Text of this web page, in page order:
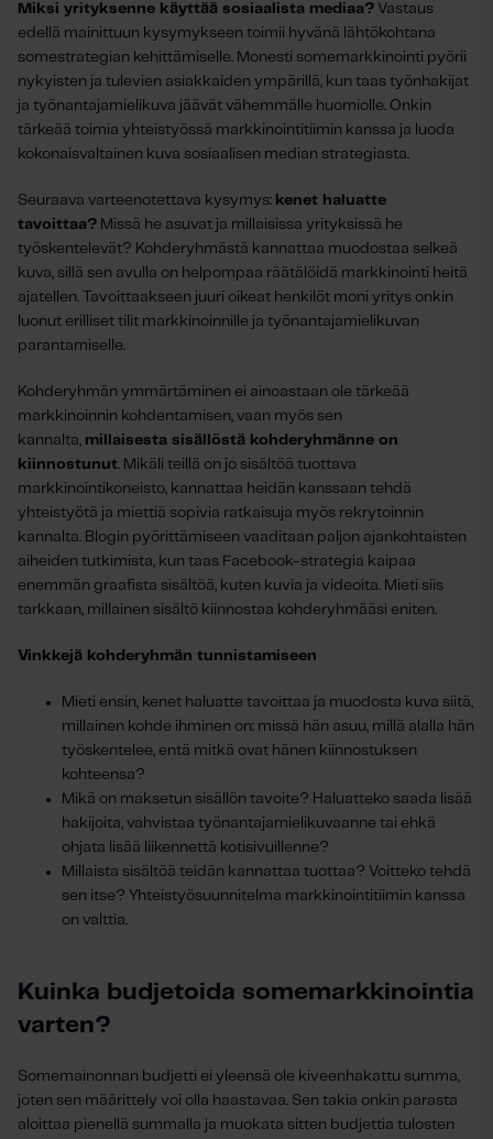
Miksi yrityksenne käyttää sosiaalista mediaa? Vastaus
edellä mainittuun kysymykseen toimii hyvänä lähtökohtana
somestrategian kehittämiselle. Monesti somemarkkinointi pyörii
nykyisten ja tulevien asiakkaiden ympärillä, kun taas työnhakijat
ja työnantajamielikuva jäävät vähemmälle huomiolle. Onkin
tärkeää toimia yhteistyössä markkinointitiimin kanssa ja luoda
kokonaisvaltainen kuva sosiaalisen median strategiasta.
Seuraava varteenotettava kysymys: kenet haluatte
tavoittaa? Missä he asuvat ja millaisissa yrityksissä he
työskentelevät? Kohderyhmästä kannattaa muodostaa selkeä
kuva, sillä sen avulla on helpompaa räätälöidä markkinointi heitä
ajatellen. Tavoittaakseen juuri oikeat henkilöt moni yritys onkin
luonut erilliset tilit markkinoinnille ja työnantajamielikuvan
parantamiselle.
Kohderyhmän ymmärtäminen ei ainoastaan ole tärkeää
markkinoinnin kohdentamisen, vaan myös sen
kannalta, millaisesta sisällöstä kohderyhmänne on
kiinnostunut. Mikäli teillä on jo sisältöä tuottava
markkinointikoneisto, kannattaa heidän kanssaan tehdä
yhteistyötä ja miettiä sopivia ratkaisuja myös rekrytoinnin
kannalta. Blogin pyörittämiseen vaaditaan paljon ajankohtaisten
aiheiden tutkimista, kun taas Facebook-strategia kaipaa
enemmän graafista sisältöä, kuten kuvia ja videoita. Mieti siis
tarkkaan, millainen sisältö kiinnostaa kohderyhmääsi eniten.
Vinkkejä kohderyhmän tunnistamiseen
Mieti ensin, kenet haluatte tavoittaa ja muodosta kuva siitä,
millainen kohde ihminen on: missä hän asuu, millä alalla hän
työskentelee, entä mitkä ovat hänen kiinnostuksen
kohteensa?
Mikä on maksetun sisällön tavoite? Haluatteko saada lisää
hakijoita, vahvistaa työnantajamielikuvaanne tai ehkä
ohjata lisää liikennettä kotisivuillenne?
Millaista sisältöä teidän kannattaa tuottaa? Voitteko tehdä
sen itse? Yhteistyösuunnitelma markkinointitiimin kanssa
on valttia.
Kuinka budjetoida somemarkkinointia
varten?
Somemainonnan budjetti ei yleensä ole kiveenhakattu summa,
joten sen määrittely voi olla haastavaa. Sen takia onkin parasta
aloittaa pienellä summalla ja muokata sitten budjettia tulosten